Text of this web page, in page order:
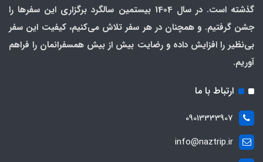
گذشته است. در سال 1404 بیستمین سالگرد برگزاری این سفرها را
جشن گرفتیم. و همچنان در هر سفر تلاش می‌کنیم، کیفیت این سفر
بی‌نظیر را افزایش داده و رضایت بیش از بیش همسفرانمان را فراهم
آوریم.
ارتباط با ما
09013333907
info@naztrip.ir